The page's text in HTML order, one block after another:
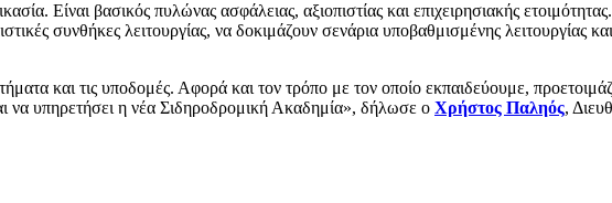
Είναι βασικός πυλώνας ασφάλειας, αξιοπιστίας και επιχειρησιακής
συνθήκες λειτουργίας, να δοκιμάζουν σενάρια υποβαθμισμένης λειτουργίας
και τις υποδομές. Αφορά και τον τρόπο με τον οποίο εκπαιδεύουμε,
να υπηρετήσει η νέα Σιδηροδρομική Ακαδημία», δήλωσε ο Χρήστος Παληός,